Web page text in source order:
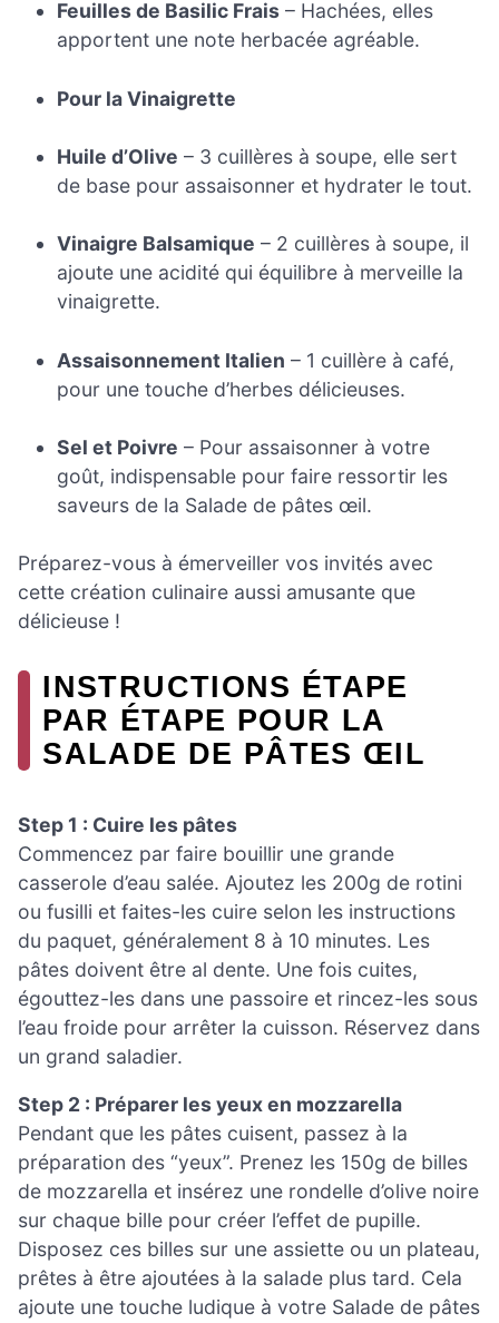
Feuilles de Basilic Frais – Hachées, elles
apportent une note herbacée agréable.
Pour la Vinaigrette
Huile d’Olive – 3 cuillères à soupe, elle sert
de base pour assaisonner et hydrater le tout.
Vinaigre Balsamique – 2 cuillères à soupe, il
ajoute une acidité qui équilibre à merveille la
vinaigrette.
Assaisonnement Italien – 1 cuillère à café,
pour une touche d’herbes délicieuses.
Sel et Poivre – Pour assaisonner à votre
goût, indispensable pour faire ressortir les
saveurs de la Salade de pâtes œil.
Préparez-vous à émerveiller vos invités avec
cette création culinaire aussi amusante que
délicieuse !
INSTRUCTIONS ÉTAPE
PAR ÉTAPE POUR LA
SALADE DE PÂTES ŒIL
Step 1 : Cuire les pâtes
Commencez par faire bouillir une grande
casserole d’eau salée. Ajoutez les 200g de rotini
ou fusilli et faites-les cuire selon les instructions
du paquet, généralement 8 à 10 minutes. Les
pâtes doivent être al dente. Une fois cuites,
égouttez-les dans une passoire et rincez-les sous
l’eau froide pour arrêter la cuisson. Réservez dans
un grand saladier.
Step 2 : Préparer les yeux en mozzarella
Pendant que les pâtes cuisent, passez à la
préparation des “yeux”. Prenez les 150g de billes
de mozzarella et insérez une rondelle d’olive noire
sur chaque bille pour créer l’effet de pupille.
Disposez ces billes sur une assiette ou un plateau,
prêtes à être ajoutées à la salade plus tard. Cela
ajoute une touche ludique à votre Salade de pâtes